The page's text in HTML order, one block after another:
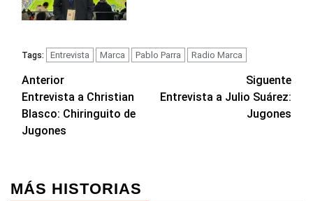
Tags: Entrevista Marca Pablo Parra Radio Marca
Navegación
de
entradas
Anterior
Entrevista a Christian
Blasco: Chiringuito de
Jugones
Siguente
Entrevista a Julio Suárez:
Jugones
MÁS HISTORIAS